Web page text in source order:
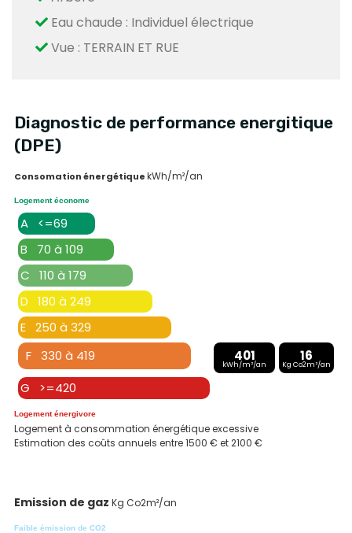
Eau chaude : Individuel électrique
Vue : TERRAIN ET RUE
Diagnostic de performance energitique
(DPE)
Consomation énergétiquekWh/m²/an
Logement économe
A <=69
B 70 à 109
C 110 à 179
D 180 à 249
E 250 à 329
F 330 à 419
401
kWh/m²/an
16
Kg Co2m²/an
G >=420
Logement énergivore
Logement à consommation énergétique excessive
Estimation des coûts annuels entre 1500 € et 2100 €
Emission de gaz Kg Co2m²/an
Faible émission de CO2